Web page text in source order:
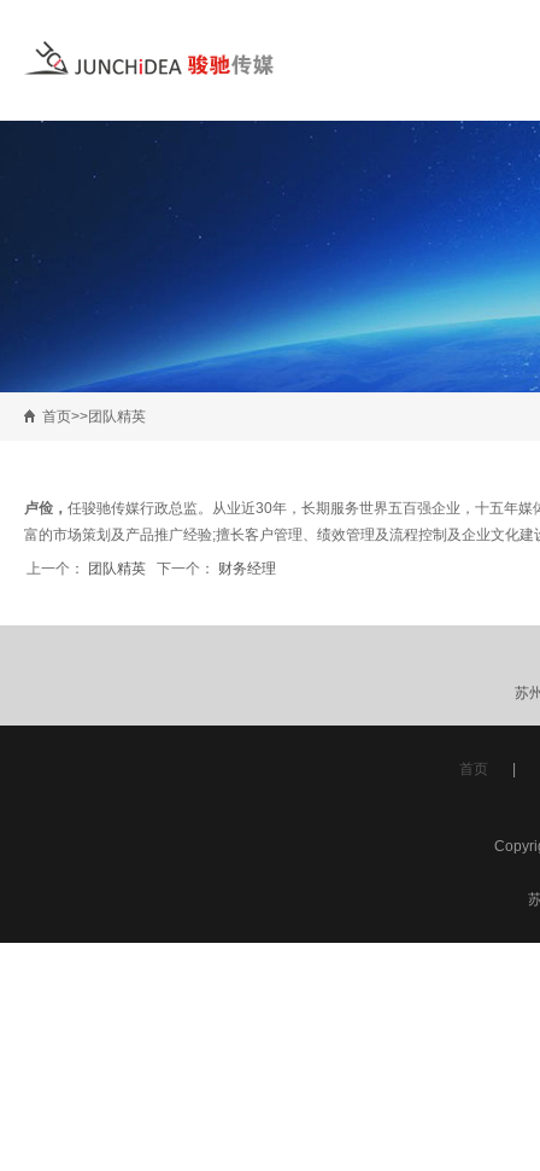
首页>>团队精英
卢俭， 任骏驰传媒行政总监。从业近30年，长期服务世界五百强企业，十五年
富的市场策划及产品推广经验;擅长客户管理、绩效管理及流程控制及企业文化建
上一个：
团队精英 下一个： 财务经理
苏
首页